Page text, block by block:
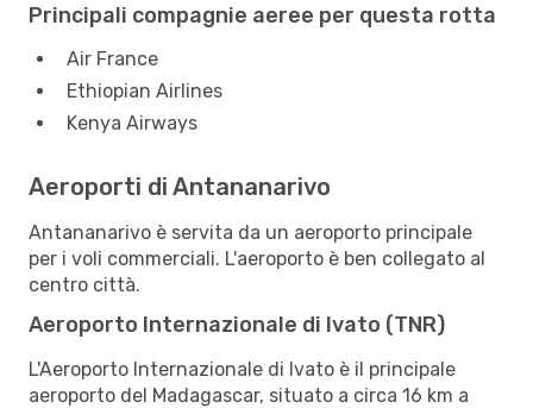
Principali compagnie aeree per questa rotta
Air France
Ethiopian Airlines
Kenya Airways
Aeroporti di Antananarivo
Antananarivo è servita da un aeroporto principale
per i voli commerciali. L'aeroporto è ben collegato al
centro città.
Aeroporto Internazionale di Ivato (TNR)
L'Aeroporto Internazionale di Ivato è il principale
aeroporto del Madagascar, situato a circa 16 km a